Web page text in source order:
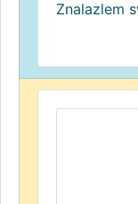
Znalazlem